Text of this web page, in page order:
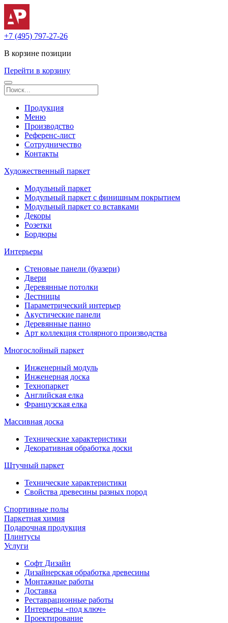
+7 (495) 797-27-26
В корзине позиции
Перейти в корзину
Продукция
Меню
Производство
Референс-лист
Сотрудничество
Контакты
Художественный паркет
Модульный паркет
Модульный паркет с финишным покрытием
Модульный паркет со вставками
Декоры
Розетки
Бордюры
Интерьеры
Стеновые панели (буазери)
Двери
Деревянные потолки
Лестницы
Параметрический интерьер
Акустические панели
Деревянные панно
Арт коллекция столярного производства
Многослойный паркет
Инженерный модуль
Инженерная доска
Технопаркет
Английская елка
Французская елка
Массивная доска
Технические характеристики
Декоративная обработка доски
Штучный паркет
Технические характеристики
Свойства древесины разных пород
Спортивные полы
Паркетная химия
Подарочная продукция
Плинтусы
Услуги
Софт Дизайн
Дизайнерская обработка древесины
Монтажные работы
Доставка
Реставрационные работы
Интерьеры «под ключ»
Проектирование